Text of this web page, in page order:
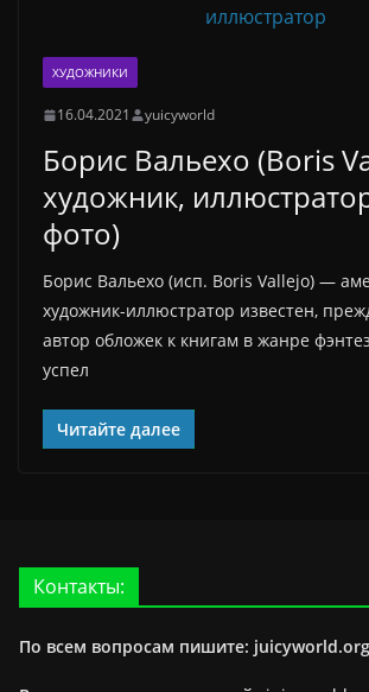
ХУДОЖНИКИ
16.04.2021 yuicyworld
Борис Вальехо (Boris
художник,
фото)
Борис Вальехо (исп. Boris Vallejo) —
художник-иллюстратор известен,
автор обложек к книгам в жанре
успел
Читайте далее
Контакты:
По всем вопросам пишите: